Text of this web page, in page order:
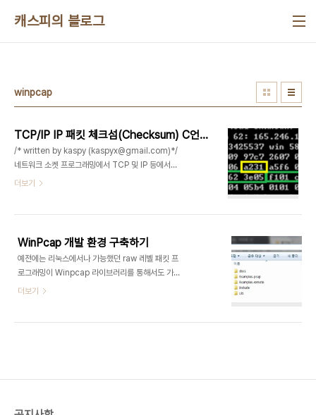
캐스피의 블로그
winpcap
TCP/IP IP 패킷 체크섬(Checksum) C언어로 구현하기
/* written by kaspy (kaspyx@gmail.com)*/
네트워크 소켓 프로그래밍에서 TCP 및 IP 등에서는
체크섬(checksum)을 통해서 패킷이 변조됬거나
TCP/IP 에서 IP 체크섬(Checksum) 함수를 구현
하는 내용을소개하겠다. 아래는 체크섬을 구하는 함
수 코드이다. u_short ip_sum_calc( u_short
len_ip_header, u_short * buff ){ u_short
word16; u_int sum = 0; u_short i; // make
더보기
WinPcap 개발 환경 구축하기
예전에는 리눅스에서나 가능했던 raw 레벨 패킷 프
로그래밍이 Winpcap 라이브러리를 통해서도 가능
하게 됬습니다.사실 winpcap 프로그래밍이 나온지
더보기